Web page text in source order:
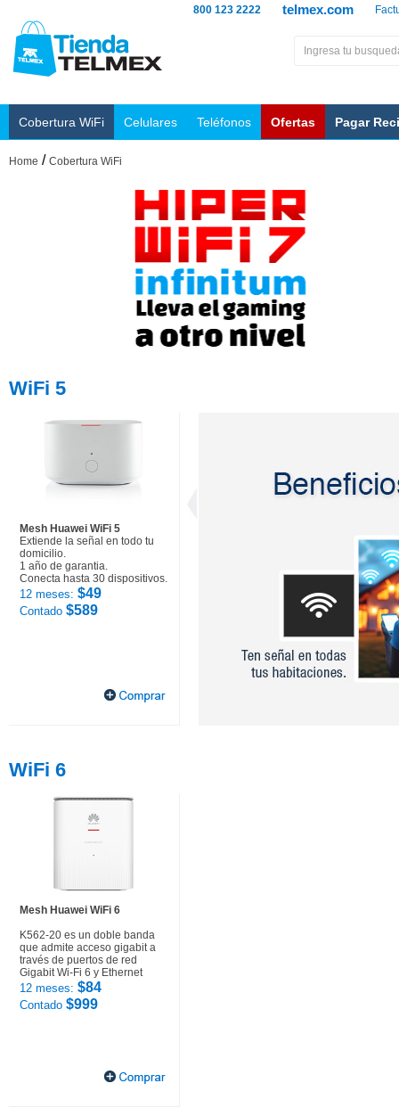
telmex.com
800 123 2222
Cobertura WiFi Celulares Teléfonos Ofertas Pagar
Home / Cobertura WiFi
WiFi 5
Mesh Huawei WiFi 5
Extiende la señal en todo tu
domicilio.
1 año de garantia.
Conecta hasta 30 dispositivos.
12 meses: $49
Contado $589
WiFi 6
Mesh Huawei WiFi 6
K562-20 es un doble banda
que admite acceso gigabit a
través de puertos de red
Gigabit Wi-Fi 6 y Ethernet
12 meses: $84
Contado $999